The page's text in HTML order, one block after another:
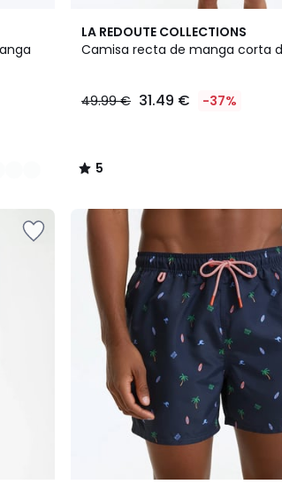
LA REDOUTE COLLECTIONS
Camisa recta de manga corta
49.99 € 31.49 € -37%
5
/
5
/